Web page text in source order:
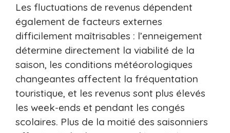
Les fluctuations de revenus dépendent
également de facteurs externes
difficilement maîtrisables : l’enneigement
détermine directement la viabilité de la
saison, les conditions météorologiques
changeantes affectent la fréquentation
touristique, et les revenus sont plus élevés
les week-ends et pendant les congés
scolaires. Plus de la moitié des saisonniers